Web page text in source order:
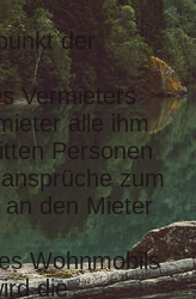
der
Vermieters
alle ihm
Personen
zum
an den Mieter
Wohnmobils
die